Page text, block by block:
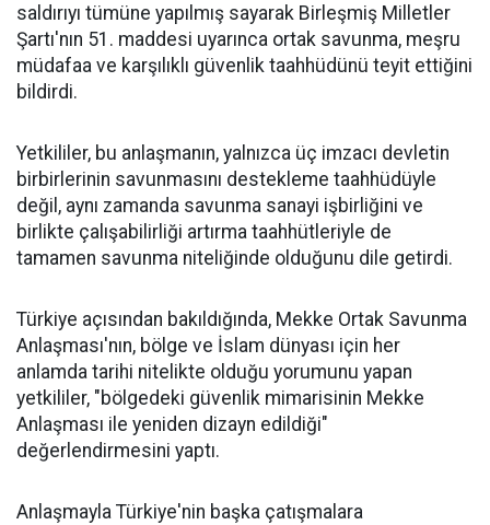
saldırıyı tümüne yapılmış sayarak Birleşmiş Milletler
Şartı'nın 51. maddesi uyarınca ortak savunma, meşru
müdafaa ve karşılıklı güvenlik taahhüdünü teyit ettiğini
bildirdi.
Yetkililer, bu anlaşmanın, yalnızca üç imzacı devletin
birbirlerinin savunmasını destekleme taahhüdüyle
değil, aynı zamanda savunma sanayi işbirliğini ve
birlikte çalışabilirliği artırma taahhütleriyle de
tamamen savunma niteliğinde olduğunu dile getirdi.
Türkiye açısından bakıldığında, Mekke Ortak Savunma
Anlaşması'nın, bölge ve İslam dünyası için her
anlamda tarihi nitelikte olduğu yorumunu yapan
yetkililer, "bölgedeki güvenlik mimarisinin Mekke
Anlaşması ile yeniden dizayn edildiği"
değerlendirmesini yaptı.
Anlaşmayla Türkiye'nin başka çatışmalara